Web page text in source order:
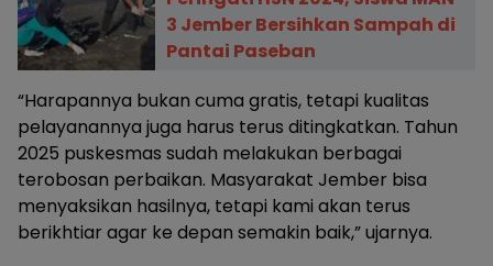
3 Jember Bersihkan Sampah di
Pantai Paseban
“Harapannya bukan cuma gratis, tetapi kualitas
pelayanannya juga harus terus ditingkatkan. Tahun
2025 puskesmas sudah melakukan berbagai
terobosan perbaikan. Masyarakat Jember bisa
menyaksikan hasilnya, tetapi kami akan terus
berikhtiar agar ke depan semakin baik,” ujarnya.